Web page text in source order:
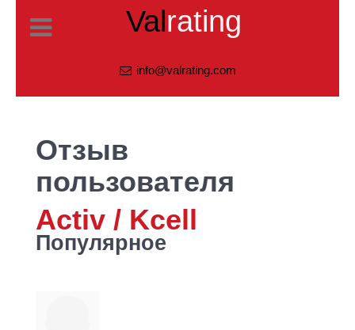
Valrating
info@valrating.com
Отзыв
пользователя
Activ / Kcell
Популярное